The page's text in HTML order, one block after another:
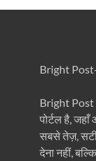
Bright
Bright Post
पोर्टल है,
सबसे तेज़,
देना नहीं,